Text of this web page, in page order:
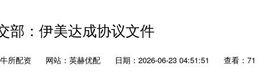
部：伊美达成协议文件
所配资 网站：英赫优配 日期：2026-06-23 04:51:51 查看：71